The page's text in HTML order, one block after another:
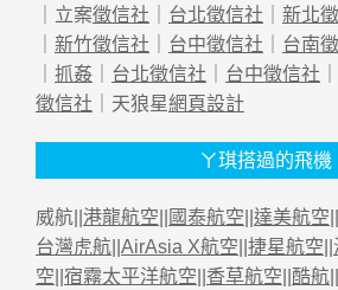
｜立案徵信社 台北徵信社 新北
新竹徵信社 台中徵信社 台南
抓姦 台北徵信社 台中徵信社
徵信社 ｜天狼星網頁設計
ㄚ琪搭過的飛機
威航|| 港龍航空 國泰航空 達美航空
台灣虎航 AirAsia X航空 捷星航空
空 宿霧太平洋航空 香草航空 酷航